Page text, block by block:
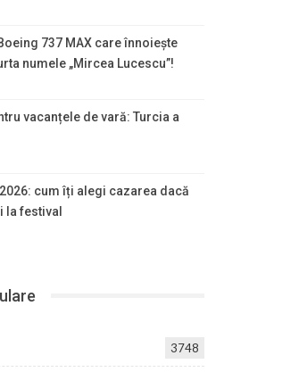
737 MAX care înnoiește
numele „Mircea Lucescu”!
vacanțele de vară: Turcia a
cum îți alegi cazarea dacă
la festival
3748